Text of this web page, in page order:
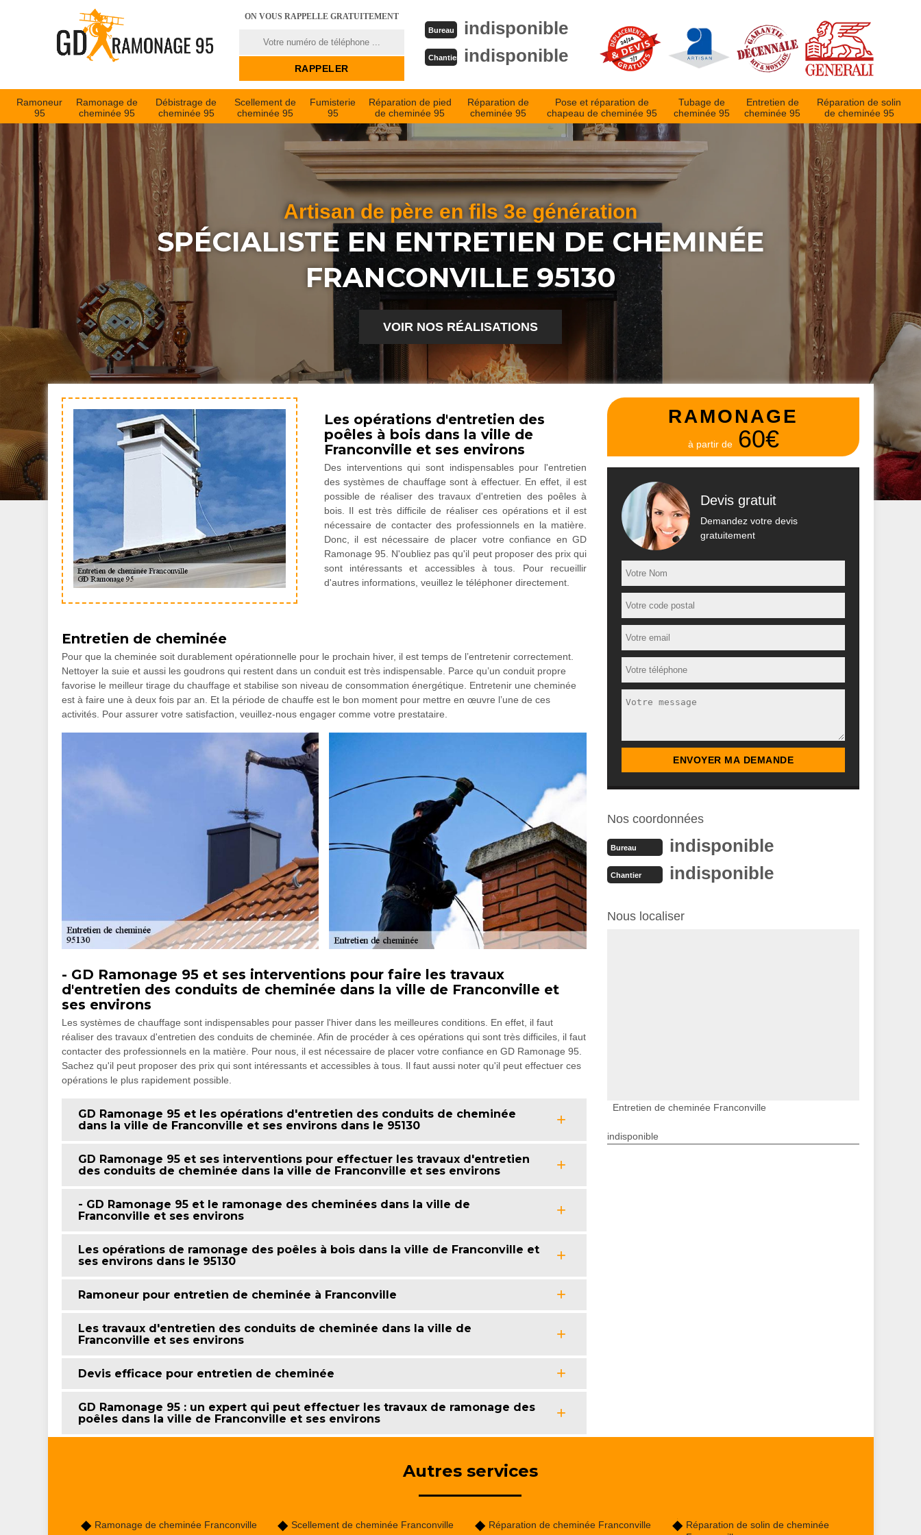
ON VOUS RAPPELLE GRATUITEMENT
Bureau indisponible
Chantier indisponible
Ramoneur
95
Ramonage de
cheminée 95
Débistrage de
cheminée 95
Scellement de
cheminée 95
Fumisterie
95
Réparation de pied
de cheminée 95
Réparation de
cheminée 95
Pose et réparation de
chapeau de cheminée 95
Tubage de
cheminée 95
Entretien de
cheminée 95
Réparation de solin
de cheminée 95
Artisan de père en fils 3e génération
SPÉCIALISTE EN ENTRETIEN DE CHEMINÉE
FRANCONVILLE 95130
VOIR NOS RÉALISATIONS
Les opérations d'entretien des
poêles à bois dans la ville de
Franconville et ses environs
Des interventions qui sont indispensables pour l'entretien
des systèmes de chauffage sont à effectuer. En effet, il est
possible de réaliser des travaux d'entretien des poêles à
bois. Il est très difficile de réaliser ces opérations et il est
nécessaire de contacter des professionnels en la matière.
Donc, il est nécessaire de placer votre confiance en GD
Ramonage 95. N'oubliez pas qu'il peut proposer des prix qui
sont intéressants et accessibles à tous. Pour recueillir
d'autres informations, veuillez le téléphoner directement.
Entretien de cheminée
Pour que la cheminée soit durablement opérationnelle pour le prochain hiver, il est temps de l’entretenir correctement.
Nettoyer la suie et aussi les goudrons qui restent dans un conduit est très indispensable. Parce qu’un conduit propre
favorise le meilleur tirage du chauffage et stabilise son niveau de consommation énergétique. Entretenir une cheminée
est à faire une à deux fois par an. Et la période de chauffe est le bon moment pour mettre en œuvre l’une de ces
activités. Pour assurer votre satisfaction, veuillez-nous engager comme votre prestataire.
- GD Ramonage 95 et ses interventions pour faire les travaux
d'entretien des conduits de cheminée dans la ville de Franconville et
ses environs
Les systèmes de chauffage sont indispensables pour passer l'hiver dans les meilleures conditions. En effet, il faut
réaliser des travaux d'entretien des conduits de cheminée. Afin de procéder à ces opérations qui sont très difficiles, il faut
contacter des professionnels en la matière. Pour nous, il est nécessaire de placer votre confiance en GD Ramonage 95.
Sachez qu'il peut proposer des prix qui sont intéressants et accessibles à tous. Il faut aussi noter qu'il peut effectuer ces
opérations le plus rapidement possible.
GD Ramonage 95 et les opérations d'entretien des conduits de cheminée
dans la ville de Franconville et ses environs dans le 95130
GD Ramonage 95 et ses interventions pour effectuer les travaux d'entretien
des conduits de cheminée dans la ville de Franconville et ses environs
- GD Ramonage 95 et le ramonage des cheminées dans la ville de
Franconville et ses environs
Les opérations de ramonage des poêles à bois dans la ville de Franconville et
ses environs dans le 95130
Ramoneur pour entretien de cheminée à Franconville
Les travaux d'entretien des conduits de cheminée dans la ville de
Franconville et ses environs
Devis efficace pour entretien de cheminée
GD Ramonage 95 : un expert qui peut effectuer les travaux de ramonage des
poêles dans la ville de Franconville et ses environs
RAMONAGE
à partir de 60€
Devis gratuit
Demandez votre devis
gratuitement
Nos coordonnées
Bureau indisponible
Chantier indisponible
Nous localiser
Entretien de cheminée Franconville
indisponible
Autres services
Ramonage de cheminée Franconville Scellement de cheminée Franconville Réparation de cheminée Franconville
Réparation de solin de cheminée